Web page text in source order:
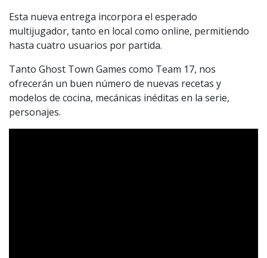
Esta nueva entrega incorpora el esperado
multijugador, tanto en local como online, permitiendo
hasta cuatro usuarios por partida.
Tanto Ghost Town Games como Team 17, nos
ofrecerán un buen número de nuevas recetas y
modelos de cocina, mecánicas inéditas en la serie,
personajes.